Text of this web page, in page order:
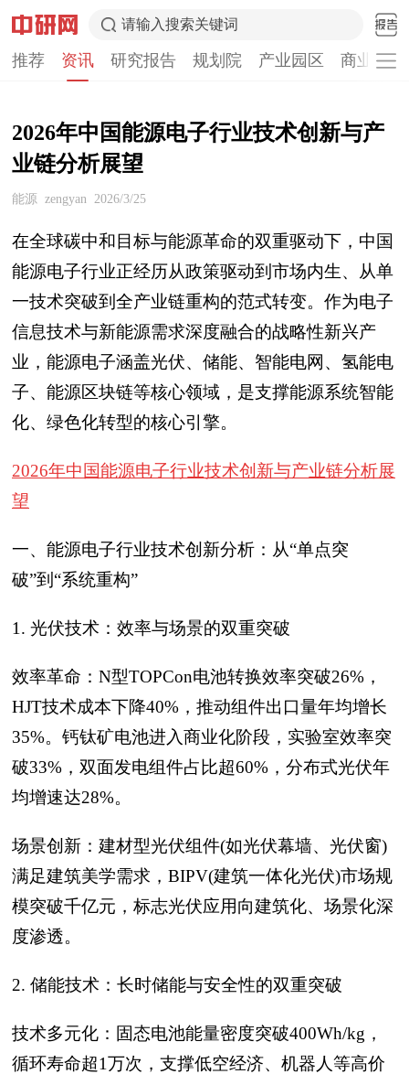
请输入搜索关键词
推荐 资讯 研究报告 规划院 产业园区 商业计
2026年中国能源电子行业技术创新与产
业链分析展望
能源 zengyan 2026/3/25
在全球碳中和目标与能源革命的双重驱动下，中国
能源电子行业正经历从政策驱动到市场内生、从单
一技术突破到全产业链重构的范式转变。作为电子
信息技术与新能源需求深度融合的战略性新兴产
业，能源电子涵盖光伏、储能、智能电网、氢能电
子、能源区块链等核心领域，是支撑能源系统智能
化、绿色化转型的核心引擎。
2026年中国能源电子行业技术创新与产业链分析展
望
一、能源电子行业技术创新分析：从“单点突
破”到“系统重构”
1. 光伏技术：效率与场景的双重突破
效率革命：N型TOPCon电池转换效率突破26%，
HJT技术成本下降40%，推动组件出口量年均增长
35%。钙钛矿电池进入商业化阶段，实验室效率突
破33%，双面发电组件占比超60%，分布式光伏年
均增速达28%。
场景创新：建材型光伏组件(如光伏幕墙、光伏窗)
满足建筑美学需求，BIPV(建筑一体化光伏)市场规
模突破千亿元，标志光伏应用向建筑化、场景化深
度渗透。
2. 储能技术：长时储能与安全性的双重突破
技术多元化：固态电池能量密度突破400Wh/kg，
循环寿命超1万次，支撑低空经济、机器人等高价